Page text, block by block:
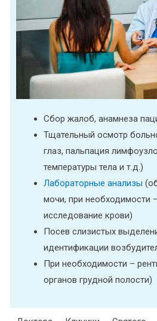
Сбор жалоб, анамнеза
Тщательный осмотр
глаз, пальпация
температуры тела и т.д.)
Лабораторные анализы
мочи, при необходимости
исследование крови)
Посев слизистых
идентификации
При необходимости –
органов грудной полости)